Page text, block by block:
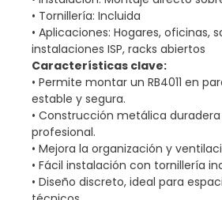
• Tornillería: Incluida
• Aplicaciones: Hogares, oficinas,
instalaciones ISP, racks abiertos
Características clave:
• Permite montar un RB4011 en
estable y segura.
• Construcción metálica
profesional.
• Mejora la organización y
• Fácil instalación con tornillería
• Diseño discreto, ideal para